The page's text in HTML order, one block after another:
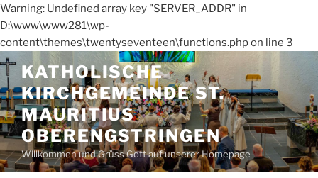
Warning: Undefined array key "SERVER_ADDR" in
D:\www\www281\wp-
content\themes\twentyseventeen\functions.php on line 3
Zum
Inhalt
springen
KATHOLISCHE
KIRCHGEMEINDE ST.
MAURITIUS
OBERENGSTRINGEN
Willkommen und Grüss Gott auf unserer Homepage